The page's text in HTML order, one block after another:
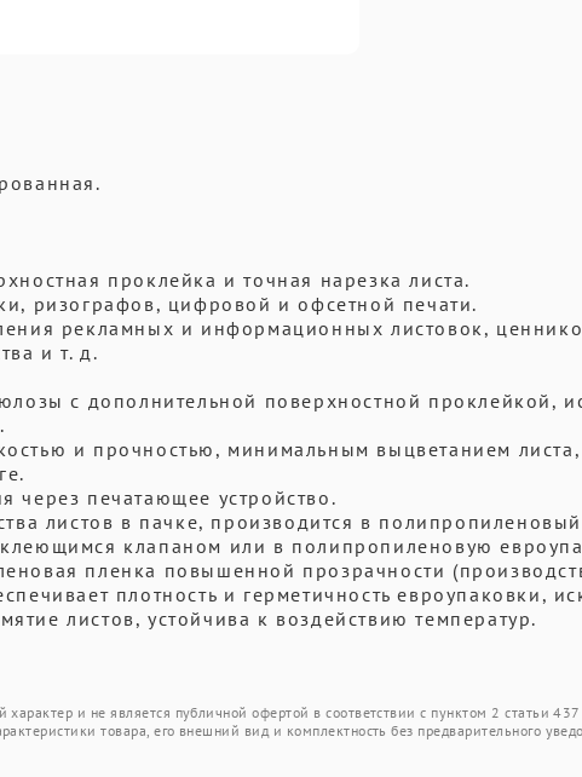
проклейка и точная нарезка листа.
ризографов, цифровой и офсетной печати.
рекламных и информационных листовок,
и т. д.
с дополнительной поверхностной проклейкой,
и прочностью, минимальным выцветанием листа,
через печатающее устройство.
листов в пачке, производится в
клапаном или в полипропиленовую
пленка повышенной прозрачности
плотность и герметичность евроупаковки,
листов, устойчива к воздействию температур.
и не является публичной офертой в соответствии с пунктом 2 статьи
товара, его внешний вид и комплектность без предварительного